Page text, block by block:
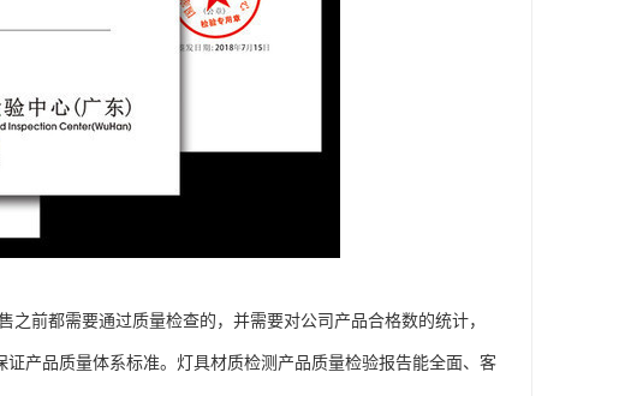
前都需要通过质量检查的，并需要对公司产品合格数的统计，
产品质量体系标准。灯具材质检测产品质量检验报告能全面、客